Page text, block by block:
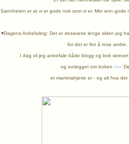
Sannheten er at vi er gode nok som vi er. Mer enn
♥Dagens Anbefaling: Det er dessverre lenge siden jeg
for det er fint å rose andre.
I dag vil jeg anbefale både blogg og bok
og innlegget om boken her.
et mammahjerte er - og alt hva